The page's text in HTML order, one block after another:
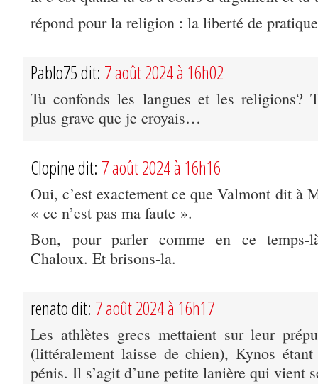
répond pour la religion : la liberté de
Pablo75 dit: 7 août 2024 à 16h02
Tu confonds les langues et les religions?
plus grave que je croyais…
Clopine dit: 7 août 2024 à 16h16
Oui, c’est exactement ce que Valmont dit à
« ce n’est pas ma faute ».
Bon, pour parler comme en ce
Chaloux. Et brisons-la.
renato dit: 7 août 2024 à 16h17
Les athlètes grecs mettaient sur leur
(littéralement laisse de chien), Kynos
pénis. Il s’agit d’une petite lanière qui vient